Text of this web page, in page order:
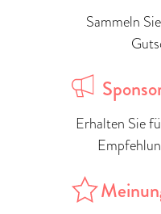
Sammeln
Erhalten Sie